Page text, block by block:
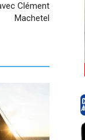
Clément
Machetel